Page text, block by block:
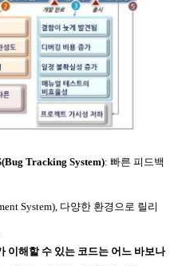
Tracking System): 빠른 피드백
System), 다양한 환경으로 릴리
이해할 수 있는 코드는 어느 바보나